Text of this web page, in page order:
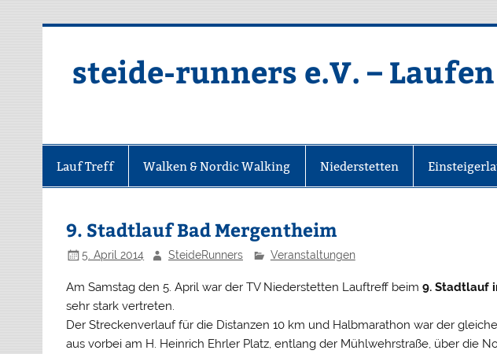
steide-runners e.V. –
Lauf Treff Walken & Nordic Walking Niederstetten
9. Stadtlauf Bad Mergentheim
5. April 2014 SteideRunners Veranstaltungen
Am Samstag den 5. April war der TV Niederstetten Lauftreff beim9. Stadtlauf
sehr stark vertreten.
Der Streckenverlauf für die Distanzen 10 km und Halbmarathon war der
aus vorbei am H. Heinrich Ehrler Platz, entlang der Mühlwehrstraße, über die